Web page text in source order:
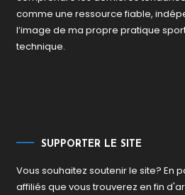
comme une ressource fiable,
l’image de ma propre pratique
technique.
SUPPORTER LE SITE
Vous souhaitez soutenir le site? En
affiliés que vous trouverez en fin